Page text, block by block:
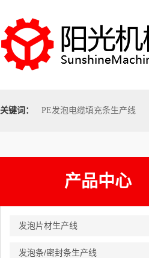
关键词： PE发泡电缆填充条生产线
产品中心
发泡片材生产线
发泡条/密封条生产线